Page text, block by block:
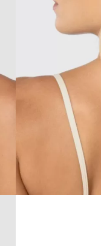
R$79,90
no PIX com
desconto
/ 10x de R$8,88